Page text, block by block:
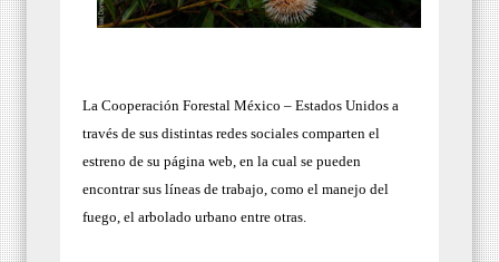
La Cooperación Forestal México – Estados Unidos a
través de sus distintas redes sociales comparten el
estreno de su página web, en la cual se pueden
encontrar sus líneas de trabajo, como el manejo del
fuego, el arbolado urbano entre otras.